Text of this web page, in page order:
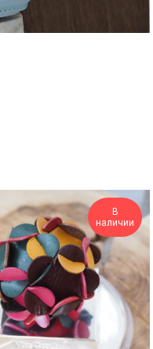
В
наличии